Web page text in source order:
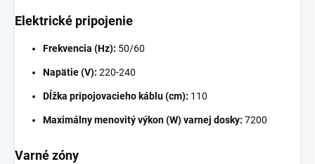
Elektrické pripojenie
Frekvencia (Hz): 50/60
Napätie (V): 220-240
Dĺžka pripojovacieho káblu (cm): 110
Maximálny menovitý výkon (W) varnej dosky: 7200
Varné zóny